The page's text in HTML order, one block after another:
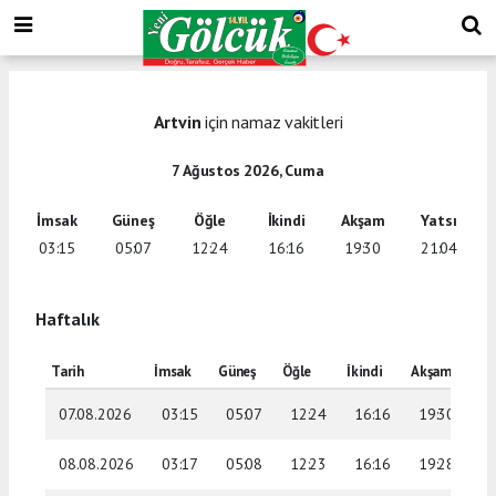
Artvin için namaz vakitleri
7 Ağustos 2026, Cuma
İmsak
03:15
Güneş
05:07
Öğle
12:24
İkindi
16:16
Akşam
19:30
Yatsı
21:04
Haftalık
Tarih İmsak Güneş Öğle İkindi Akşam
07.08.2026 03:15 05:07 12:24 16:16 19:30
08.08.2026 03:17 05:08 12:23 16:16 19:28